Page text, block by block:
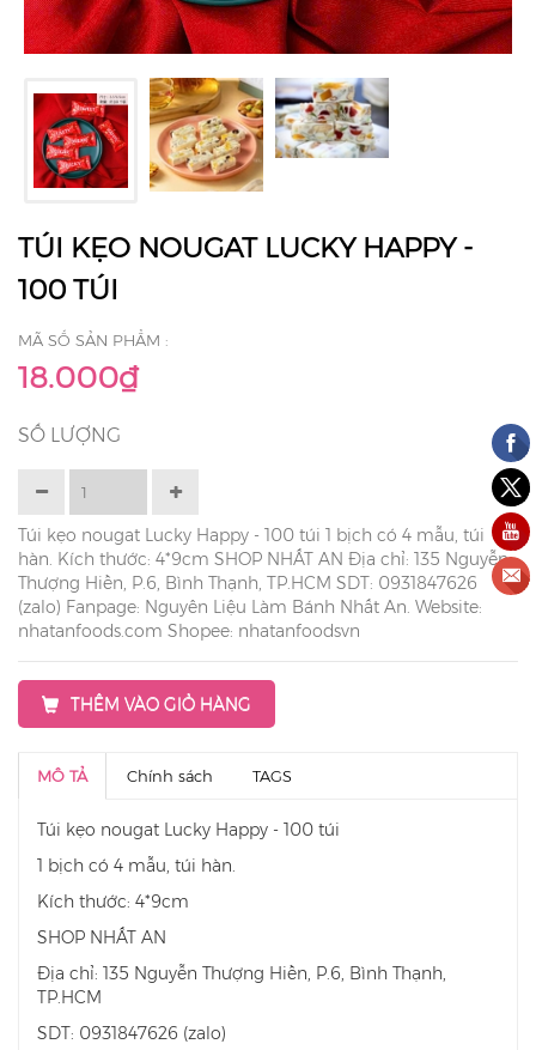
TÚI KẸO NOUGAT LUCKY HAPPY -
100 TÚI
MÃ SỐ SẢN PHẨM :
18.000₫
SỐ LƯỢNG
Túi kẹo nougat Lucky Happy - 100 túi 1 bịch có 4 mẫu, túi
hàn. Kích thước: 4*9cm SHOP NHẤT AN Địa chỉ: 135 Nguyễn
Thượng Hiền, P.6, Bình Thạnh, TP.HCM SDT: 0931847626
(zalo) Fanpage: Nguyên Liệu Làm Bánh Nhất An. Website:
nhatanfoods.com Shopee: nhatanfoodsvn
THÊM VÀO GIỎ HÀNG
MÔ TẢ Chính sách TAGS
Túi kẹo nougat Lucky Happy - 100 túi
1 bịch có 4 mẫu, túi hàn.
Kích thước: 4*9cm
SHOP NHẤT AN
Địa chỉ: 135 Nguyễn Thượng Hiền, P.6, Bình Thạnh,
TP.HCM
SDT: 0931847626 (zalo)